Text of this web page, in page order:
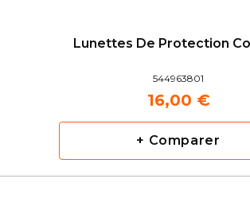
Lunettes De Protection
544963801
16,00 €
+ Comparer